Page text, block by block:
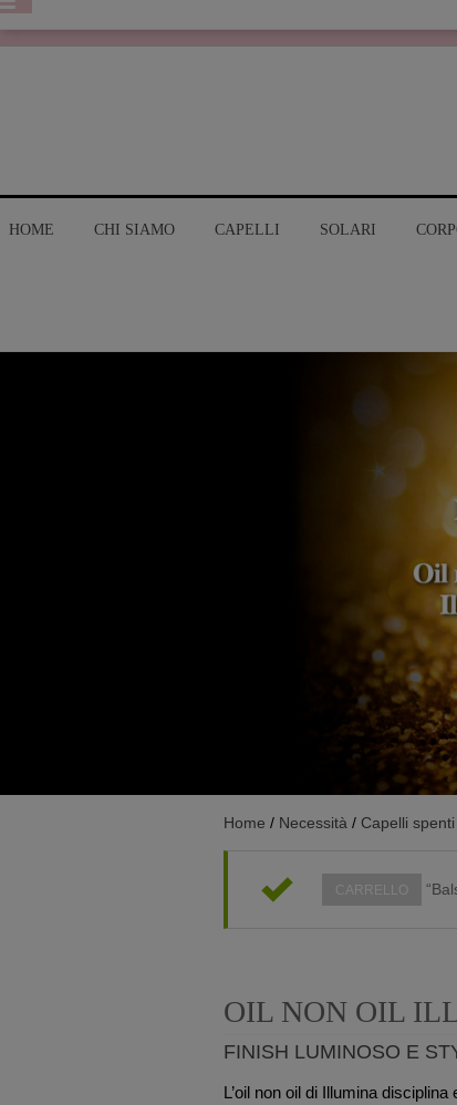
HOME CHI SIAMO CAPELLI SOLARI
Home / Necessità / Capelli
CARRELLO
OIL NON OIL
FINISH LUMINOSO E
L’oil non oil di Illumina